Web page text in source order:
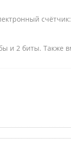
2 биты. Также